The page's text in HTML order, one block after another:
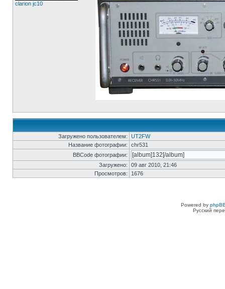
clarion jc10
Загружено пользователем:
UT2FW
Название фотографии:
chr531
BBCode фотографии:
Загружено:
09 авг 2010, 21:46
Просмотров:
1676
Powered by
Русский